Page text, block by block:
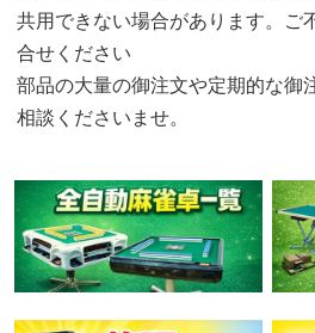
共用できない場合があります。ご
合せください
部品の大量の御注文や定期的な御
相談くださいませ。